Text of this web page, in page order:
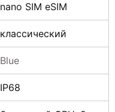
nano SIM eSIM
классический
Blue
IP68